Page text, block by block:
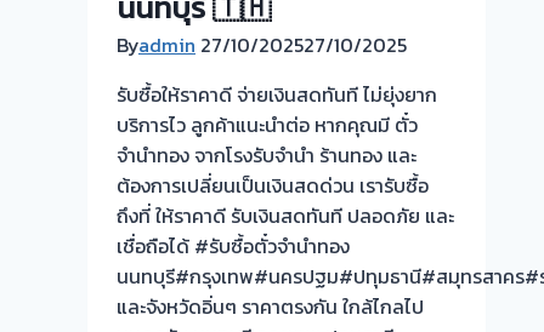
ประเมิน
หน้า
ตั๋ว
ฟรี
จ่าย
สด
ทันที
ไม่
ต้อง
รอ
Byadmin 27/10/202527/10/2025
รับซื้อให้ราคาดี จ่ายเงินสดทันที ไม่ยุ่งยาก
บริการไว ลูกค้าแนะนำต่อ หากคุณมี ตั๋ว
จำนำทอง จากโรงรับจำนำ ร้านทอง และ
ต้องการเปลี่ยนเป็นเงินสดด่วน เรารับซื้อ
ถึงที่ ให้ราคาดี รับเงินสดทันที ปลอดภัย และ
เชื่อถือได้ #รับซื้อตั๋วจำนำทอง
นนทบุรี#กรุงเทพ#นครปฐม#ปทุมธานี#สมุทรสาคร#
และจังหวัดอิ่นๆ ราคาตรงกัน ใกล้ไกลไป